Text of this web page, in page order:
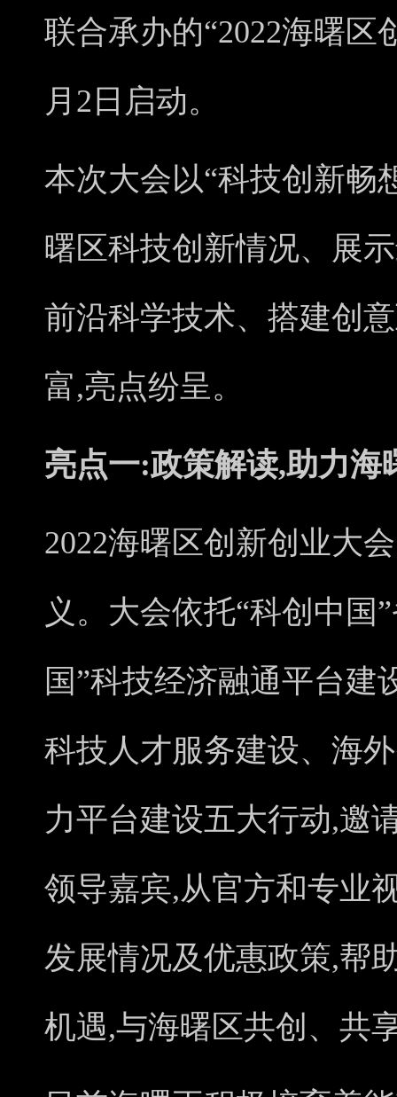
联合承办的“2022海曙区
月2日启动。
本次大会以“科技创新畅
曙区科技创新情况、展
前沿科学技术、搭建创
富,亮点纷呈。
亮点一:政策解读,助力海
2022海曙区创新创业大
义。大会依托“科创中国
国”科技经济融通平台建
科技人才服务建设、海
力平台建设五大行动,邀
领导嘉宾,从官方和专业
发展情况及优惠政策,帮
机遇,与海曙区共创、共